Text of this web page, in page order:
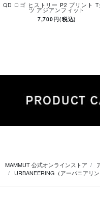
QD ロゴ ヒストリー P2 プリント T
ツ アジアンフィット
7,700円(税込)
MAMMUT 公式オンラインストア
URBANEERING（アーバニアリン